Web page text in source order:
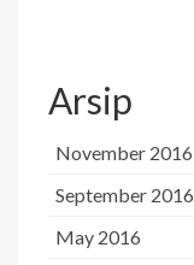
Arsip
November 2016
September 2016
May 2016